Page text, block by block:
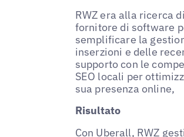
RWZ era alla ricerca
fornitore di software
semplificare la
inserzioni e delle
supporto con le
SEO locali per
sua presenza online,
Risultato
Con Uberall, RWZ